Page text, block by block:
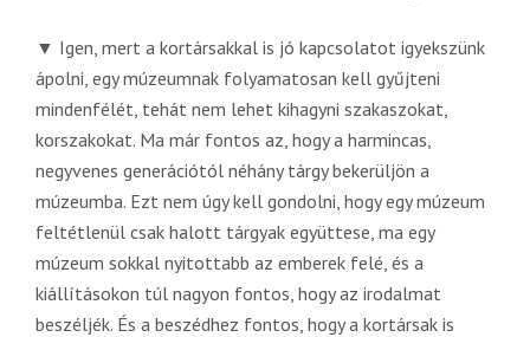
▼ Igen, mert a kortársakkal is jó kapcsolatot igyekszünk
ápolni, egy múzeumnak folyamatosan kell gyűjteni
mindenfélét, tehát nem lehet kihagyni szakaszokat,
korszakokat. Ma már fontos az, hogy a harmincas,
negyvenes generációtól néhány tárgy bekerüljön a
múzeumba. Ezt nem úgy kell gondolni, hogy egy múzeum
feltétlenül csak halott tárgyak együttese, ma egy
múzeum sokkal nyitottabb az emberek felé, és a
kiállításokon túl nagyon fontos, hogy az irodalmat
beszéljék. És a beszédhez fontos, hogy a kortársak is